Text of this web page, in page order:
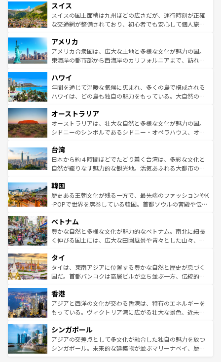
れる地方に足を運ぶとそれぞれで全く異なる文化を体験で
きるだろう。 なお、新着のフランス情報はコンテンツ一覧
を参照してほしい。
は、お酒好きな人にはぜひ体験してほしい。 なお、新着の
ドイツ情報はコンテンツ一覧を参照してほしい。
リアごとに異なる魅力がある。また、優雅なアフタヌーン
ティー、ビール好きにはたまらない英国パブ、サッカー観
戦など、本場だからこそできる体験も豊富。イギリスを旅
ンツ一覧を参照してほしい。
スイス
スイスの国土面積は九州ほどの広さだが、運行時刻が正確
な交通網が整備されており、初心者でも安心して個人旅行
の建物がそのまま残る町や、スイスならではのユニークな
博物館もあり、アルプス観光だけでなく町歩きも満喫する
ことができる。国民の所得が高いため物価も高いが、旅行
ば市内交通費無料で観光を楽しむこともできる。 なお、新
着のスイス情報はコンテンツ一覧 を参照してほしい。
アメリカ
アメリカ合衆国は、広大な土地と多様な文化が魅力の国。
東海岸の都市部から西海岸のカリフォルニアまで、訪れる
のような巨大都市は、観光、ショッピング、エンターテイ
ンメントが詰まった刺激的なスポットだ。一方、アメリカ
西部には大自然が広がり、グランドキャニオンやイエロー
部のニューオーリンズでは、音楽と美食が融合した独特の
文化が魅力。旅行者はアメリカの各地域で異なる魅力を楽
しみながら、その多様性と豊かな歴史を感じることができ
ならではの贅沢な旅のスタイルだ。 なお、新着のアメリカ
情報はコンテンツ一覧を参照してほしい。
ハワイ
年間を通じて温暖な気候に恵まれ、多くの島で構成される
ハワイは、どの島も独自の魅力をもっている。大自然の神
ワイ島は見逃せない。また、定番の観光地といえばオアフ
島だが、静かな自然を求めるならマウイ島やカウアイ島が
おすすめ。エメラルドグリーンに輝く海をはじめ、豊かな
れるおもてなしの心で訪れる人々を迎えてくれるハワイの
人々、おいしいローカルフードやハワイアンミュージッ
ク、伝統的なフラダンスなど、すべてがハワイの魅力を彩
ワイを、存分に味わってほしい。 なお、新着のハワイ情報
はコンテンツ一覧を参照してほしい。
オーストラリア
オーストラリアは、壮大な自然と多様な文化が魅力の国。
シドニーのシンボルであるシドニー・オペラハウス、オー
リアリーフや大陸中央部にそびえるウルル（エアーズロッ
ク）、タスマニアの美しい原生林やケアンズの熱帯雨林な
ど、見どころがたくさん。また、カフェやワイン、オージ
いる。アクティビティも充実しており、サーフィンやダイ
ビング、ハイキングなど、アウトドア好きにはたまらな
い。オーストラリアの多彩な魅力を存分に味わいつくそ
参照してほしい。
台湾
日本から約４時間ほどでたどり着く台湾は、多彩な文化と
自然が織りなす魅力的な観光地。活気あふれる大都市の台
ン）、静ひつな山岳地帯である台湾東部など、都市の喧騒
と山間の静けさが共存しており、訪れる人に新しい発見と
驚きをもたらしてくれる。また、奥深い台湾の食文化も魅
容にもいいと評判のスイーツなど、バラエティ豊かな料理
が味わえる。 なお、新着の台湾情報は コンテンツ一覧を参
照してほしい。
韓国
歴史ある王朝文化が残る一方で、最先端のファッションやK
-POPで世界を席巻している韓国。首都ソウルの宮殿や伝統
き、地方に足を延ばせば四季折々の自然美を楽しむことが
できる。そして、キムチや焼肉、絶品のストリートフード
まで、さまざまな韓国料理が待っている。夜には、韓国な
リティに包まれながら、韓国の多彩な魅力を心ゆくまで味
わってみてほしい。 なお、新着の韓国情報はコンテンツ一
覧を参照してほしい。
ベトナム
豊かな自然と多様な文化が魅力的なベトナム。南北に細長
く伸びる国土には、広大な田園風景や青々とした山々、世
急速な発展と共に伝統が息づく。ハノイの古い町並みやホ
ーチミン市のフランス統治時代の建物も、独特の雰囲気を
醸し出している。また、バラエティの豊かさとおいしさで
とつ。フォーやバインミー、ベトナムコーヒーなどは、ぜ
ひ現地で味わいたい。どの地域を訪れてもあたたかい人々
が旅行者を迎えてくれるので、きっと忘れられない旅にな
参照してほしい。
タイ
タイは、東南アジアに位置する豊かな自然と歴史が息づく
国だ。首都バンコクは高層ビルが立ち並ぶ一方、伝統的な
の活気が交差している。北部ではチェンマイなどの山岳地
帯で自然と触れ合い、南部ではプーケットやクラビの美し
いビーチでリゾート気分を楽しむことができる。タイ料理
激する。気候は一年中温暖で、どの季節にも異なる楽しみ
が待っている。親しみやすいタイの人々、仏教を中心とし
た文化、そして多様な観光資源が、訪れる旅人を魅了し続
香港
アジアと西洋の文化が交わる香港は、特有のエネルギーを
もっている。ヴィクトリア湾に広がる壮大な景色、近未来
み、どこを訪れても感動するはず。観光スポットが密集し
ており、効率よく見どころを回れるのも魅力。息をのむよ
うな絶景から文化的な体験まで、香港を存分に楽しみ尽く
シンガポール
アジアの交差点として多文化が融合した独自の魅力を放つ
シンガポール。未来的な建築物が並ぶマリーナベイ、歴史